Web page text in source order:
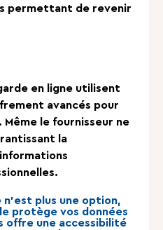
permettant de revenir
en ligne utilisent
avancés pour
le fournisseur ne
la
n’est plus une option,
protège vos données
offre une accessibilité